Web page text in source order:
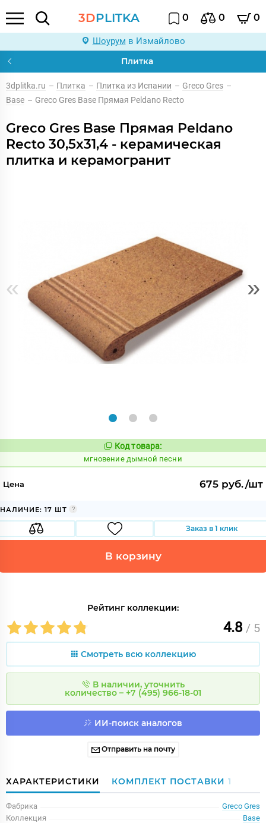
3DPLITKA 0 0 0
Шоурум в Измайлово
Плитка
3dplitka.ru – Плитка – Плитка из Испании – Greco Gres –
Base – Greco Gres Base Прямая Peldano Recto
Greco Gres Base Прямая Peldano
Recto 30,5x31,4 - керамическая
плитка и керамогранит
« »
Код:
940819
Код товара:
мгновение дымной песни
Цена 675 руб./шт
НАЛИЧИЕ: 17 ШТ
Заказ в 1 клик
В корзину
Рейтинг коллекции:
4.8 / 5
Смотреть всю коллекцию
В наличии, уточнить
количество – +7 (495) 966-18-01
ИИ-поиск аналогов
Отправить на почту
ХАРАКТЕРИСТИКИ КОМПЛЕКТ ПОСТАВКИ 1
Фабрика
Greco Gres
Коллекция
Base